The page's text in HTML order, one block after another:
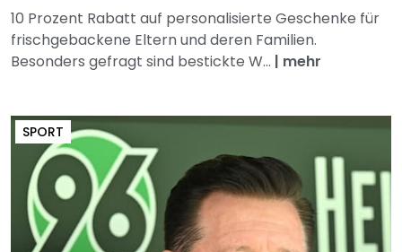
10 Prozent Rabatt auf personalisierte Geschenke für
frischgebackene Eltern und deren Familien.
Besonders gefragt sind bestickte W... | mehr
SPORT